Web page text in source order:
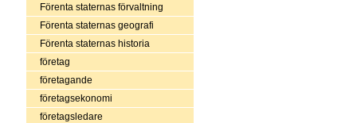
Förenta staternas förvaltning
Förenta staternas geografi
Förenta staternas historia
företag
företagande
företagsekonomi
företagsledare